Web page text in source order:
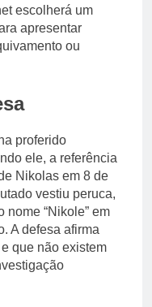
escolherá um
apresentar
ou
proferido
ele, a referência
Nikolas em 8 de
vestiu peruca,
nome “Nikole” em
A defesa afirma
que não existem